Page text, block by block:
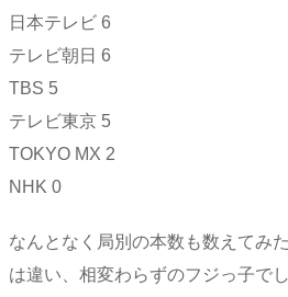
日本テレビ 6
テレビ朝日 6
TBS 5
テレビ東京 5
TOKYO MX 2
NHK 0
なんとなく局別の本数も数えてみ
は違い、相変わらずのフジっ子で